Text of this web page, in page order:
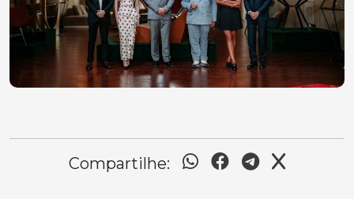
Compartilhe: